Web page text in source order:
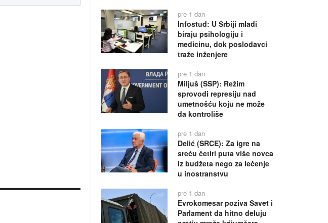
pre 1 dan
Infostud: U Srbiji mladi
biraju psihologiju i
medicinu, dok poslodavci
traže inženjere
pre 1 dan
Miljuš (SSP): Režim
sprovodi represiju nad
umetnošću koju ne može
da kontroliše
pre 1 dan
Delić (SRCE): Za igre na
sreću četiri puta više novca
iz budžeta nego za lečenje
u inostranstvu
pre 1 dan
Evrokomesar poziva Savet i
Parlament da hitno deluju